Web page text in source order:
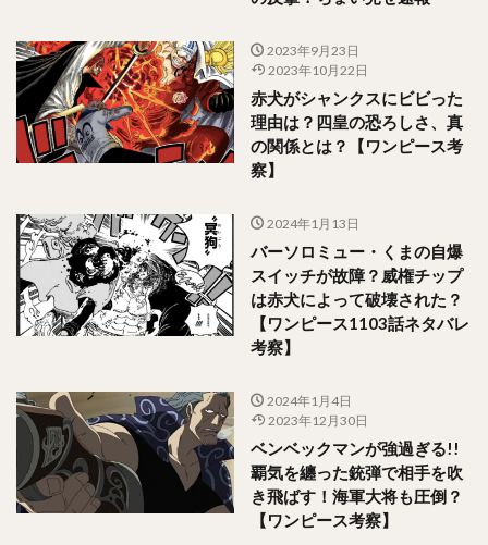
2023年9月23日
2023年10月22日
赤犬がシャンクスにビビった
理由は？四皇の恐ろしさ、真
の関係とは？【ワンピース考
察】
2024年1月13日
バーソロミュー・くまの自爆
スイッチが故障？威権チップ
は赤犬によって破壊された？
【ワンピース1103話ネタバレ
考察】
2024年1月4日
2023年12月30日
ベンベックマンが強過ぎる!!
覇気を纏った銃弾で相手を吹
き飛ばす！海軍大将も圧倒？
【ワンピース考察】